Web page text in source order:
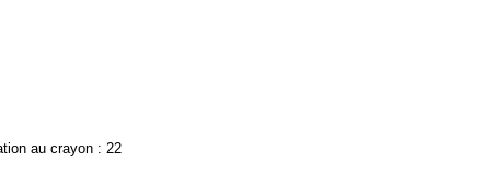
au crayon : 22